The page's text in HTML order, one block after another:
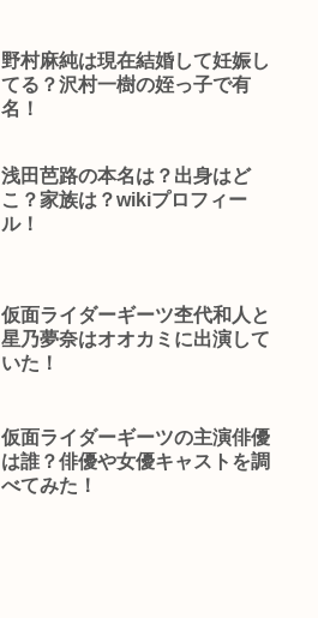
野村麻純は現在結婚して妊娠し
てる？沢村一樹の姪っ子で有
名！
浅田芭路の本名は？出身はど
こ？家族は？wikiプロフィー
ル！
仮面ライダーギーツ杢代和人と
星乃夢奈はオオカミに出演して
いた！
仮面ライダーギーツの主演俳優
は誰？俳優や女優キャストを調
べてみた！